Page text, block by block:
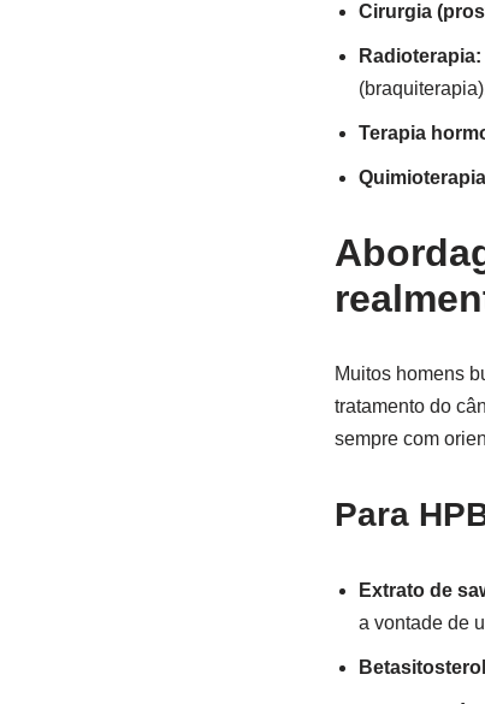
Cirurgia
Radioterapia:
Terapia
Muitos homens
tratamento do
sempre com
Para
Extrato de
a vontade de